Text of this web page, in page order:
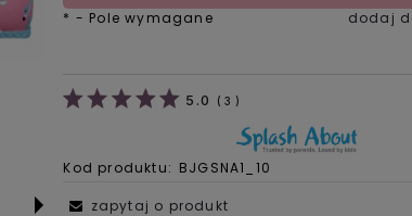
dodaj
* - Pole wymagane
5.0 ( 3 )
Kod produktu: BJGSNA1_10
zapytaj o produkt